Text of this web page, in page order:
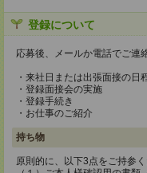
登録について
応募後、メールか電話でご連
・来社日または出張面接の日
・登録面接会の実施
・登録手続き
・お仕事のご紹介
持ち物
原則的に、以下3点をご持参く